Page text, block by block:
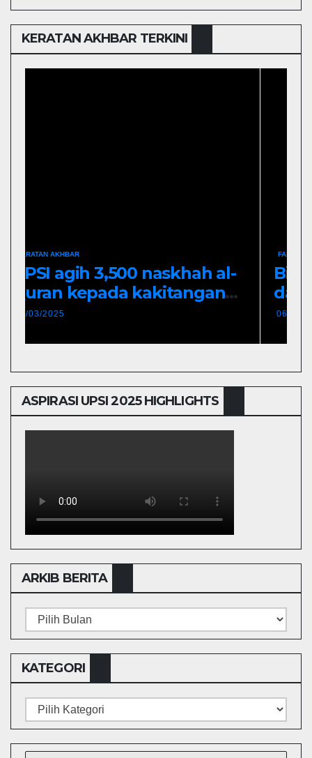
KERATAN AKHBAR TERKINI
FAKULTI PEMBANGUNAN MANUSIA
Bina semangat perpaduan
dalam diri sejak awal usia
06/03/2025
ASPIRASI UPSI 2025 HIGHLIGHTS
ARKIB BERITA
ARKIB
BERITA
KATEGORI
Kategori